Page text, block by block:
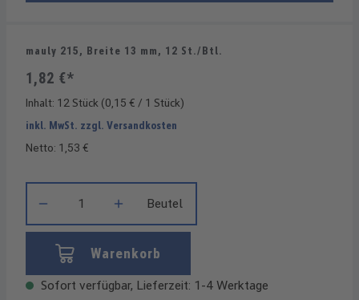
mauly 215, Breite 13 mm, 12 St./Btl.
1,82 €*
Inhalt: 12 Stück (0,15 € / 1 Stück)
inkl. MwSt. zzgl. Versandkosten
Netto: 1,53 €
Beutel
Warenkorb
Sofort verfügbar, Lieferzeit: 1-4 Werktage